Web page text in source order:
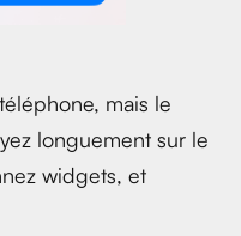
mais le
longuement sur le
widgets, et